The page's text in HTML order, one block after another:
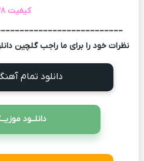
کیفیت ۱۲۸
نظرات خود را برای ما راجب گلچین
دانلود تمام
دانلــود